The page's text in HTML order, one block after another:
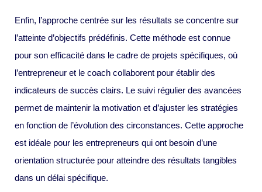
Enfin, l’approche centrée sur les résultats se concentre sur
l’atteinte d’objectifs prédéfinis. Cette méthode est connue
pour son efficacité dans le cadre de projets spécifiques, où
l’entrepreneur et le coach collaborent pour établir des
indicateurs de succès clairs. Le suivi régulier des avancées
permet de maintenir la motivation et d’ajuster les stratégies
en fonction de l’évolution des circonstances. Cette approche
est idéale pour les entrepreneurs qui ont besoin d’une
orientation structurée pour atteindre des résultats tangibles
dans un délai spécifique.